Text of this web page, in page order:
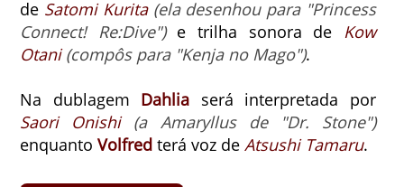
de Satomi Kurita (ela desenhou para "Princess
Connect! Re:Dive")e trilha sonora de Kow
Otani (compôs para "Kenja no Mago").
Na dublagem Dahlia será interpretada por
Saori Onishi
(a Amaryllus de "Dr. Stone")
enquanto Volfred terá voz de Atsushi Tamaru.